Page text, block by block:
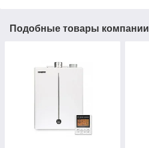
Подобные товары компании